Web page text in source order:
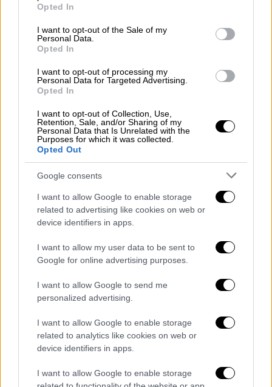
use your data for below specified purposes in below Google
consent section.
Opted In
I want to opt-out of the Sale of my
Personal Data.
Opted In
I want to opt-out of processing my
Personal Data for Targeted Advertising.
Opted In
I want to opt-out of Collection, Use,
Retention, Sale, and/or Sharing of my
Personal Data that Is Unrelated with the
Purposes for which it was collected.
Opted Out
Google consents
I want to allow Google to enable storage
related to advertising like cookies on web or
device identifiers in apps.
I want to allow my user data to be sent to
Google for online advertising purposes.
I want to allow Google to send me
personalized advertising.
I want to allow Google to enable storage
related to analytics like cookies on web or
device identifiers in apps.
I want to allow Google to enable storage